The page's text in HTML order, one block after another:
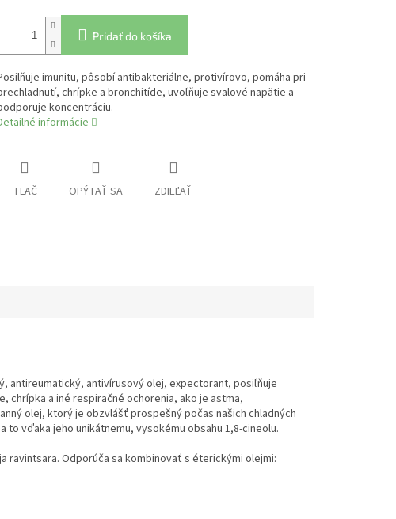
Pridať do košíka
imunitu, pôsobí antibakteriálne, protivírovo, pomáha pri
chrípke a bronchitíde, uvoľňuje svalové napätie a
koncentráciu.
informácie
TLAČ OPÝTAŤ SA ZDIEĽAŤ
antireumatický, antivírusový olej, expectorant, posiľňuje
chrípka a iné respiračné ochorenia, ako je astma,
olej, ktorý je obzvlášť prospešný počas našich chladných
vďaka jeho unikátnemu, vysokému obsahu 1,8-cineolu.
ravintsara. Odporúča sa kombinovať s éterickými olejmi: